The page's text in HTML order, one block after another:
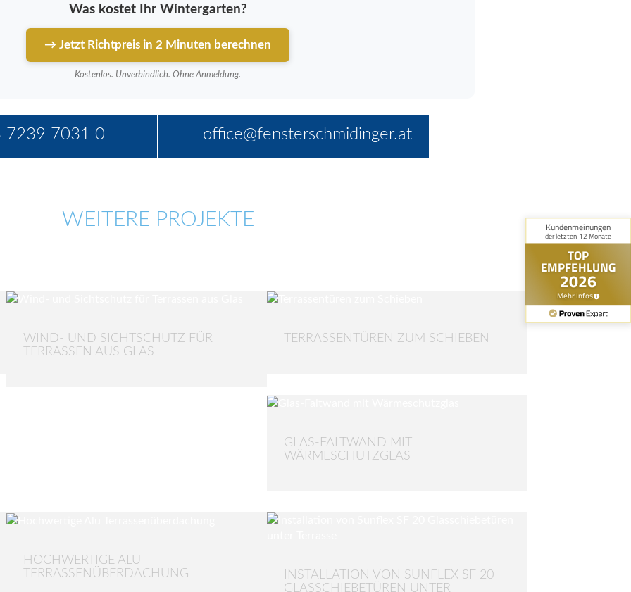
Was kostet Ihr Wintergarten?
→ Jetzt Richtpreis in 2 Minuten berechnen
Kostenlos. Unverbindlich. Ohne Anmeldung.
7239 7031 0 office@fensterschmidinger.at
WEITERE PROJEKTE
WIND- UND SICHTSCHUTZ FÜR
TERRASSEN AUS GLAS
TERRASSENTÜREN ZUM SCHIEBEN
GLAS-FALTWAND MIT
WÄRMESCHUTZGLAS
HOCHWERTIGE ALU
TERRASSENÜBERDACHUNG
INSTALLATION VON SUNFLEX SF 20
GLASSCHIEBETÜREN UNTER